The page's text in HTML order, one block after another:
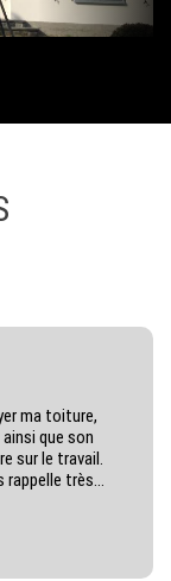
ma toiture,
que son
sur le travail.
très...